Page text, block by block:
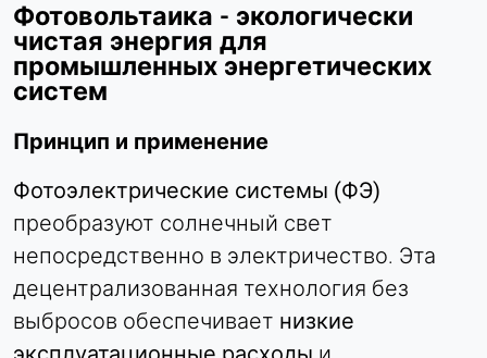
Фотовольтаика - экологически
чистая энергия для
промышленных энергетических
систем
Принцип и применение
Фотоэлектрические системы (ФЭ)
преобразуют солнечный свет
непосредственно в электричество. Эта
децентрализованная технология без
выбросов обеспечивает низкие